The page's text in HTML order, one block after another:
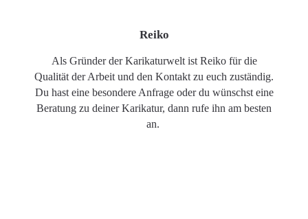
Reiko
Als Gründer der Karikaturwelt ist Reiko für die
Qualität der Arbeit und den Kontakt zu euch zuständig.
Du hast eine besondere Anfrage oder du wünschst eine
Beratung zu deiner Karikatur, dann rufe ihn am besten
an.